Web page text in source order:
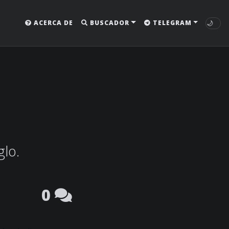
ACERCA DE BUSCADOR TELEGRAM 🌙
0